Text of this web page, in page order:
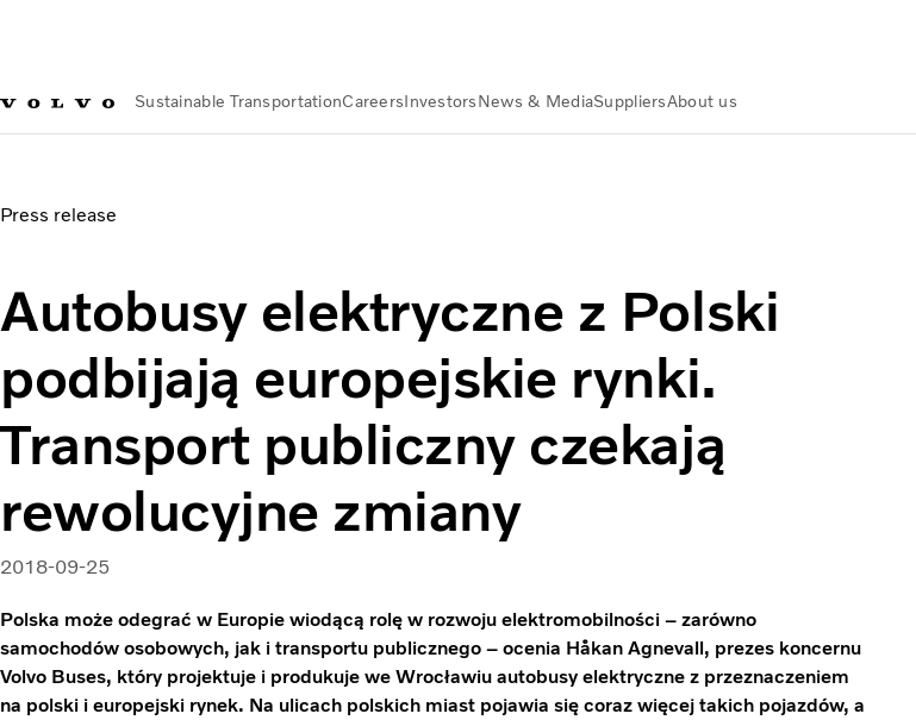
Sustainable TransportationCareersInvestorsNews & MediaSuppliersAbout us
Press release
Autobusy elektryczne z Polski
podbijają europejskie rynki.
Transport publiczny czekają
rewolucyjne zmiany
2018-09-25
Polska może odegrać w Europie wiodącą rolę w rozwoju elektromobilności – zarówno
samochodów osobowych, jak i transportu publicznego – ocenia Håkan Agnevall, prezes koncernu
Volvo Buses, który projektuje i produkuje we Wrocławiu autobusy elektryczne z przeznaczeniem
na polski i europejski rynek. Na ulicach polskich miast pojawia się coraz więcej takich pojazdów, a